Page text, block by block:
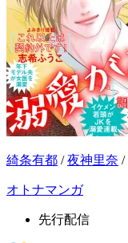
綺条有都 /夜神里奈 /
オトナマンガ
先行配信